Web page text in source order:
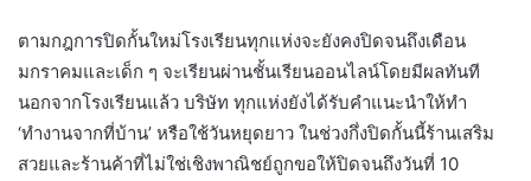
ตามกฎการปิดกั้นใหม่โรงเรียนทุกแห่งจะยังคงปิดจนถึงเดือน
มกราคมและเด็ก ๆ จะเรียนผ่านชั้นเรียนออนไลน์โดยมีผลทันที
นอกจากโรงเรียนแล้ว บริษัท ทุกแห่งยังได้รับคำแนะนำให้ทำ
‘ทำงานจากที่บ้าน’ หรือใช้วันหยุดยาว ในช่วงกึ่งปิดกั้นนี้ร้านเสริม
สวยและร้านค้าที่ไม่ใช่เชิงพาณิชย์ถูกขอให้ปิดจนถึงวันที่ 10